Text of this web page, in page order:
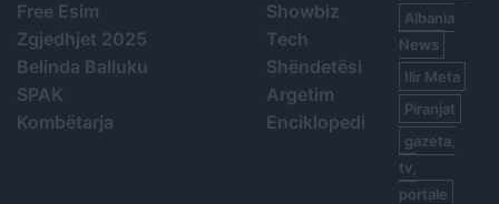
Free Esim
Zgjedhjet 2025
Belinda Balluku
SPAK
Kombëtarja
Showbiz
Tech
Shëndetësi
Argetim
Enciklopedi
Albania
News
Ilir Meta
Piranjat
gazeta,
tv,
portale